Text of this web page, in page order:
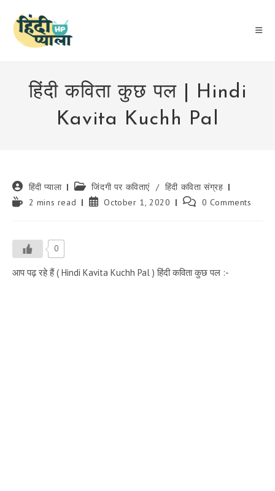
content
हिंदी कविता कुछ पल | Hindi
Kavita Kuchh Pal
Post
author:
हिंदी प्याला
Post
category:
जिंदगी पर कविताएं / हिंदी कविता संग्रह
Reading2 mins read
PostOctober 1, 2020
Post 0 Comments
0
आप पढ़ रहे हैं ( Hindi Kavita Kuchh Pal ) हिंदी कविता कुछ पल :-